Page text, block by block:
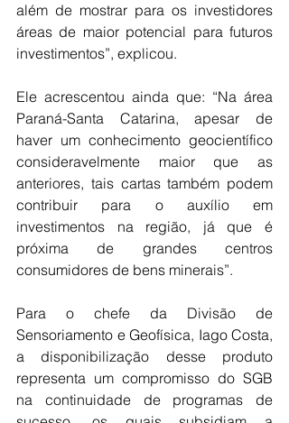
além de mostrar para os investidores
áreas de maior potencial para futuros
investimentos”, explicou.
Ele acrescentou ainda que: “Na área
Paraná-Santa Catarina, apesar de
haver um conhecimento geocientífico
consideravelmente maior que as
anteriores, tais cartas também podem
contribuir para o auxílio em
investimentos na região, já que é
próxima de grandes centros
consumidores de bens minerais”.
Para o chefe da Divisão de
Sensoriamento e Geofísica, Iago Costa,
a disponibilização desse produto
representa um compromisso do SGB
na continuidade de programas de